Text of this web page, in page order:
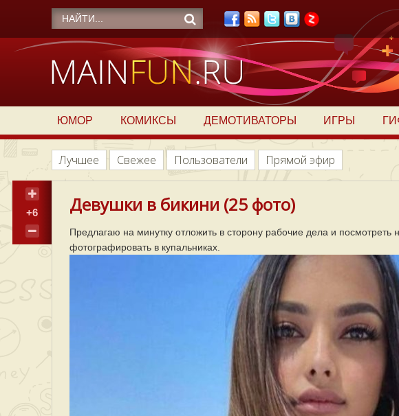
ЮМОР КОМИКСЫ ДЕМОТИВАТОРЫ ИГРЫ
Лучшее Свежее Пользователи Прямой эфир
+6 Девушки в бикини (25 фото)
Предлагаю на минутку отложить в сторону рабочие дела и
фотографировать в купальниках.